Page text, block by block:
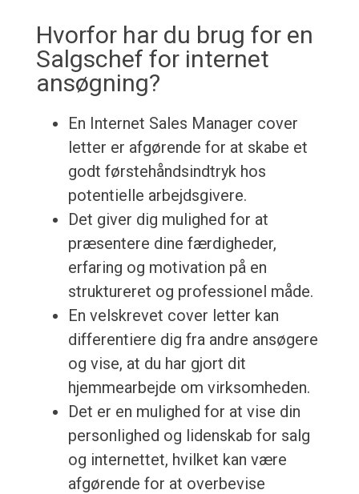
Hvorfor har du brug for en
Salgschef for internet
ansøgning?
En Internet Sales Manager cover
letter er afgørende for at skabe et
godt førstehåndsindtryk hos
potentielle arbejdsgivere.
Det giver dig mulighed for at
præsentere dine færdigheder,
erfaring og motivation på en
struktureret og professionel måde.
En velskrevet cover letter kan
differentiere dig fra andre ansøgere
og vise, at du har gjort dit
hjemmearbejde om virksomheden.
Det er en mulighed for at vise din
personlighed og lidenskab for salg
og internettet, hvilket kan være
afgørende for at overbevise